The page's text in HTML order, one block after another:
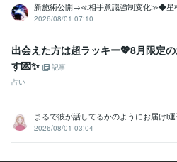
新施術公開→≪相手意識強制変化≫◆星
2026/08/01 07:10
出会えた方は超ラッキー💖8月限定
す💌✨
記事
占い
まるで彼が話してるかのようにお届けl
2026/08/01 03:04